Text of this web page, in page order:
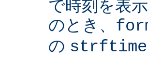
で時刻を表
のとき、
の